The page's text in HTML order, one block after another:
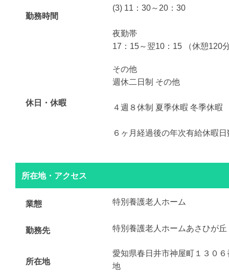
勤務時間
(3) 11：30～20：30
夜勤帯
17：15～翌10：15 （休憩120
休日・休暇
その他
週休二日制 その他
４週８休制 夏季休暇 冬季休暇
６ヶ月経過後の年次有給休暇
所在地・アクセス
業態 特別養護老人ホーム
勤務先 特別養護老人ホームあさひが丘
所在地
愛知県春日井市神屋町１３０
地